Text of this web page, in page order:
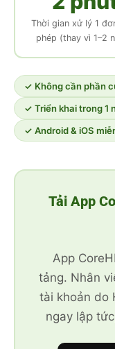
Thời gian xử lý 1
phép (thay vì 1–2
✓ Không cần phần
✓ Triển khai trong 1
✓ Android & iOS
Tải App
App
tảng. Nhân
tài khoản do
ngay lập